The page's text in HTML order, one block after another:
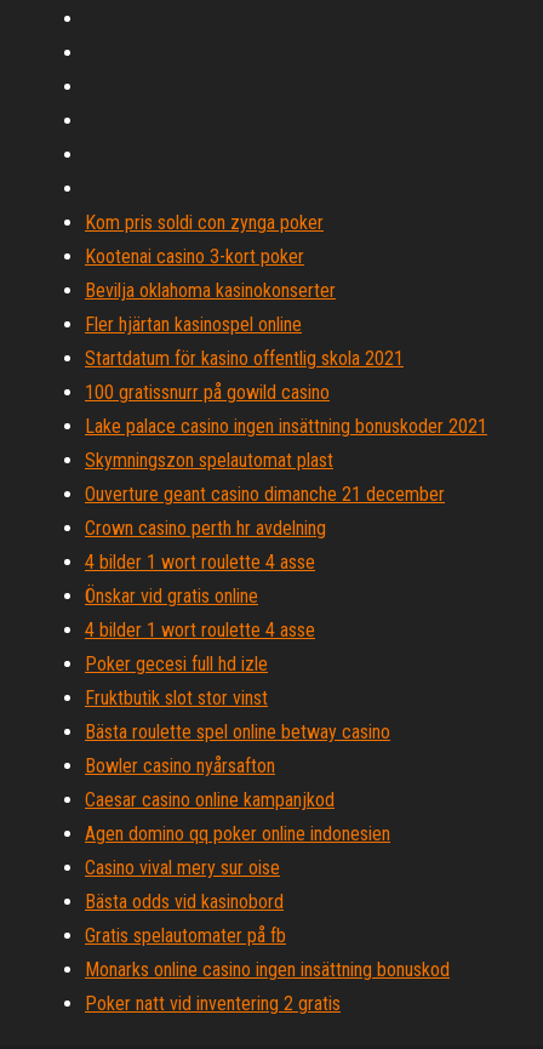
Kom pris soldi con zynga poker
Kootenai casino 3-kort poker
Bevilja oklahoma kasinokonserter
Fler hjärtan kasinospel online
Startdatum för kasino offentlig skola 2021
100 gratissnurr på gowild casino
Lake palace casino ingen insättning bonuskoder 2021
Skymningszon spelautomat plast
Ouverture geant casino dimanche 21 december
Crown casino perth hr avdelning
4 bilder 1 wort roulette 4 asse
Önskar vid gratis online
4 bilder 1 wort roulette 4 asse
Poker gecesi full hd izle
Fruktbutik slot stor vinst
Bästa roulette spel online betway casino
Bowler casino nyårsafton
Caesar casino online kampanjkod
Agen domino qq poker online indonesien
Casino vival mery sur oise
Bästa odds vid kasinobord
Gratis spelautomater på fb
Monarks online casino ingen insättning bonuskod
Poker natt vid inventering 2 gratis